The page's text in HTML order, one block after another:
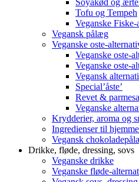
Soyakød og
Tofu og Tempeh
Veganske
Vegansk pålæg
Veganske oste-
Veganske oste-
Veganske oste-
Vegansk
Special’åste’
Revet &
Veganske
Krydderier, aroma og
Ingredienser til
Vegansk
Drikke, fløde, dressing, sovs
Veganske drikke
Veganske fløde-